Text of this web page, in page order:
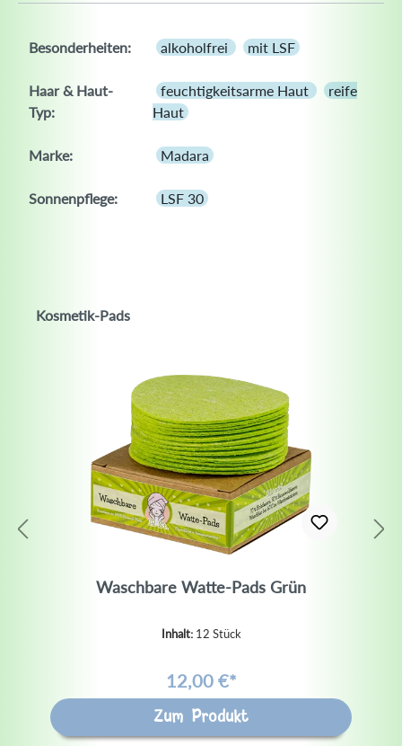
Besonderheiten: alkoholfrei mit LSF
Haar & Haut-
Typ:
feuchtigkeitsarme Haut
reife
Haut
Marke: Madara
Sonnenpflege: LSF 30
Kosmetik-Pads
Waschbare Watte-Pads Grün
Inhalt: 12 Stück
12,00 €*
Zum Produkt